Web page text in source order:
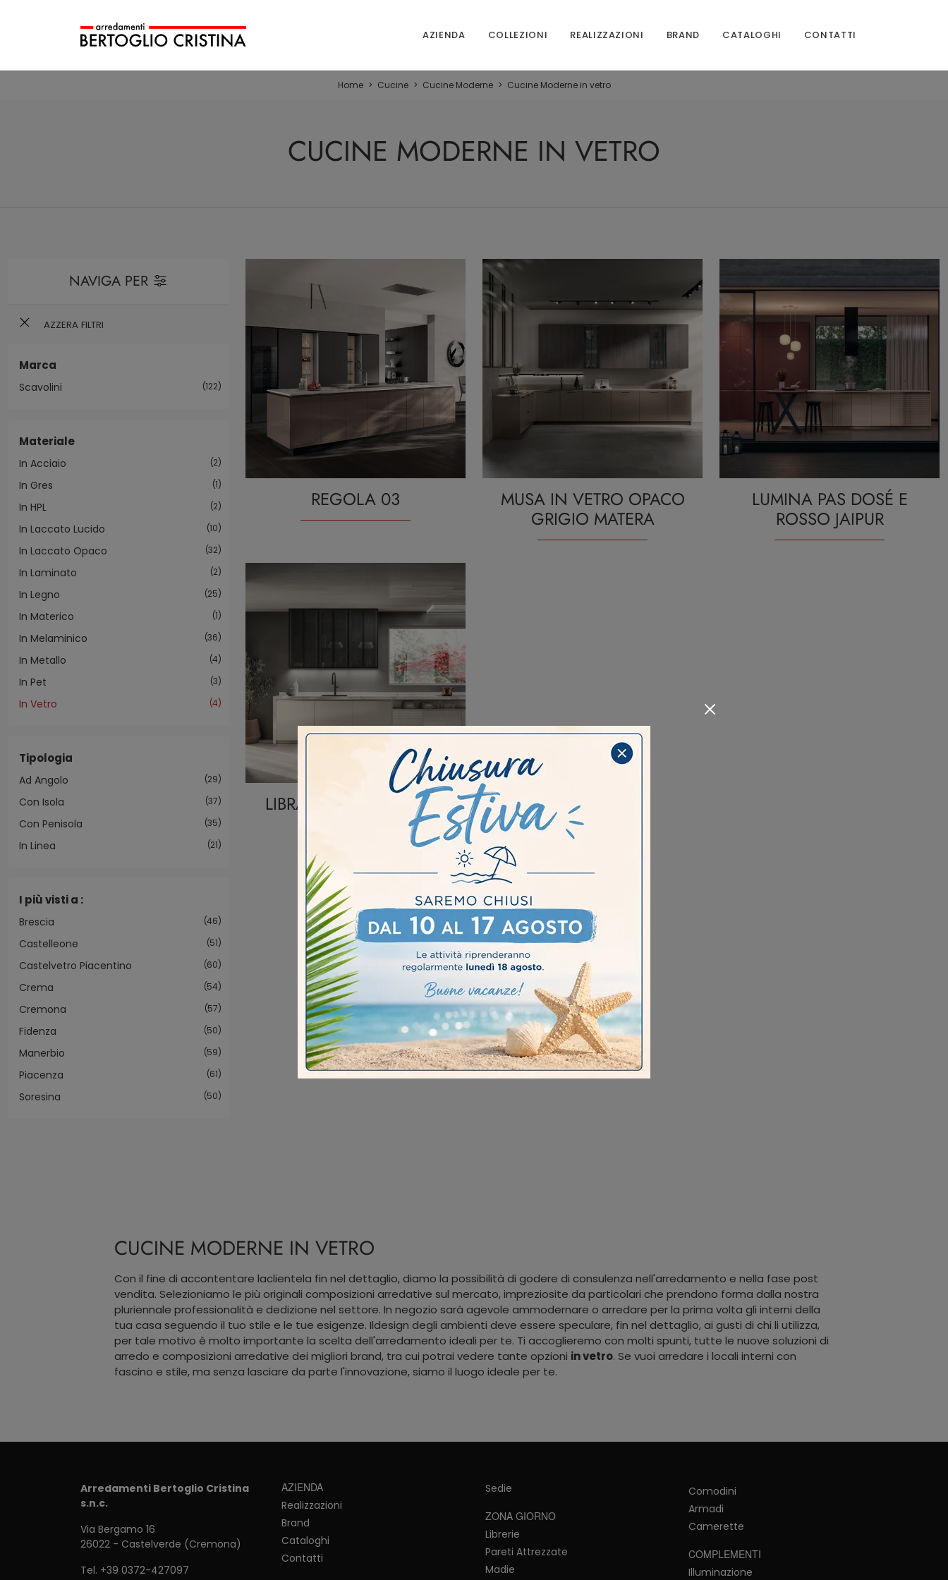
AZIENDA COLLEZIONI REALIZZAZIONI BRAND CATALOGHI CONTATTI
Home > Cucine > Cucine Moderne > Cucine Moderne in vetro
CUCINE MODERNE IN VETRO
NAVIGA PER
AZZERA FILTRI
Marca
Scavolini 122
Materiale
In Acciaio 2
In Gres 1
In HPL 2
In Laccato Lucido 10
In Laccato Opaco 32
In Laminato 2
In Legno 25
In Materico 1
In Melaminico 36
In Metallo 4
In Pet 3
In Vetro 4
Tipologia
Ad Angolo 29
Con Isola 37
Con Penisola 35
In Linea 21
I più visti a :
Brescia 46
Castelleone 51
Castelvetro Piacentino 60
Crema 54
Cremona 57
Fidenza 50
Manerbio 59
Piacenza 61
Soresina 50
REGOLA 03
MUSA IN VETRO OPACO
GRIGIO MATERA
LUMINA PAS DOSÉ E
ROSSO JAIPUR
LIBRA IN VETRO OPACO
CUCINE MODERNE IN VETRO
Con il fine di accontentare laclientela fin nel dettaglio, diamo la possibilità di godere di consulenza nell'arredamento e nella fase post
vendita. Selezioniamo le più originali composizioni arredative sul mercato, impreziosite da particolari che prendono forma dalla nostra
pluriennale professionalità e dedizione nel settore. In negozio sarà agevole ammodernare o arredare per la prima volta gli interni della
tua casa seguendo il tuo stile e le tue esigenze. Ildesign degli ambienti deve essere speculare, fin nel dettaglio, ai gusti di chi li utilizza,
per tale motivo è molto importante la scelta dell'arredamento ideali per te. Ti accoglieremo con molti spunti, tutte le nuove soluzioni di
arredo e composizioni arredative dei migliori brand, tra cui potrai vedere tante opzioni in vetro. Se vuoi arredare i locali interni con
fascino e stile, ma senza lasciare da parte l'innovazione, siamo il luogo ideale per te.
Arredamenti Bertoglio Cristina
s.n.c.
Via Bergamo 16
26022 - Castelverde (Cremona)
Tel. +39 0372-427097
AZIENDA
Realizzazioni
Brand
Cataloghi
Contatti
Sedie
ZONA GIORNO
Librerie
Pareti Attrezzate
Madie
Comodini
Armadi
Camerette
COMPLEMENTI
Illuminazione